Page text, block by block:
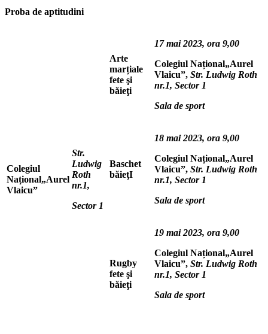
Proba de aptitudini
Colegiul
Național„Aurel
Vlaicu”
Str.
Ludwig
Roth
nr.1,
Sector 1
Arte
marțiale
fete şi
băieţi
17 mai 2023, ora 9,00
Colegiul Național„Aurel
Vlaicu”, Str. Ludwig Roth
nr.1, Sector 1
Sala de sport
Baschet
băieţI
18 mai 2023, ora 9,00
Colegiul Național„Aurel
Vlaicu”, Str. Ludwig Roth
nr.1, Sector 1
Sala de sport
Rugby
fete şi
băieţi
19 mai 2023, ora 9,00
Colegiul Național„Aurel
Vlaicu”, Str. Ludwig Roth
nr.1, Sector 1
Sala de sport